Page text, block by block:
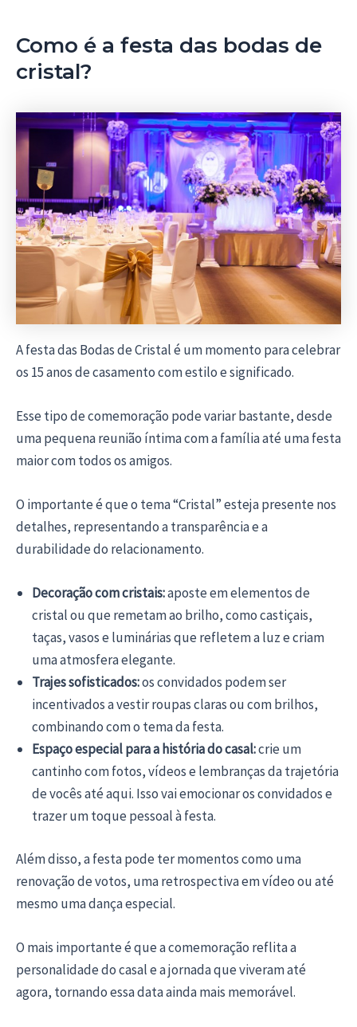
Como é a festa das bodas de
cristal?
A festa das Bodas de Cristal é um momento para celebrar
os 15 anos de casamento com estilo e significado.
Esse tipo de comemoração pode variar bastante, desde
uma pequena reunião íntima com a família até uma festa
maior com todos os amigos.
O importante é que o tema “Cristal” esteja presente nos
detalhes, representando a transparência e a
durabilidade do relacionamento.
Decoração com cristais:aposte em elementos de
cristal ou que remetam ao brilho, como castiçais,
taças, vasos e luminárias que refletem a luz e criam
uma atmosfera elegante.
Trajes sofisticados:os convidados podem ser
incentivados a vestir roupas claras ou com brilhos,
combinando com o tema da festa.
Espaço especial para a história do casal:crie um
cantinho com fotos, vídeos e lembranças da trajetória
de vocês até aqui. Isso vai emocionar os convidados e
trazer um toque pessoal à festa.
Além disso, a festa pode ter momentos como uma
renovação de votos, uma retrospectiva em vídeo ou até
mesmo uma dança especial.
O mais importante é que a comemoração reflita a
personalidade do casal e a jornada que viveram até
agora, tornando essa data ainda mais memorável.